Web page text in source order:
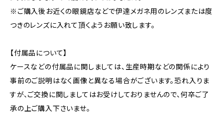
※ご購入後お近くの眼鏡店などで伊達メガネ用のレンズまたは度
つきのレンズに入れて頂くようお願い致します。
【付属品について】
ケースなどの付属品に関しましては、生産時期などの関係により
事前のご説明はなく画像と異なる場合がございます。恐れ入りま
すが、ご交換に関しましてはお受けしておりませんので、何卒ご了
承の上ご購入下さいませ。